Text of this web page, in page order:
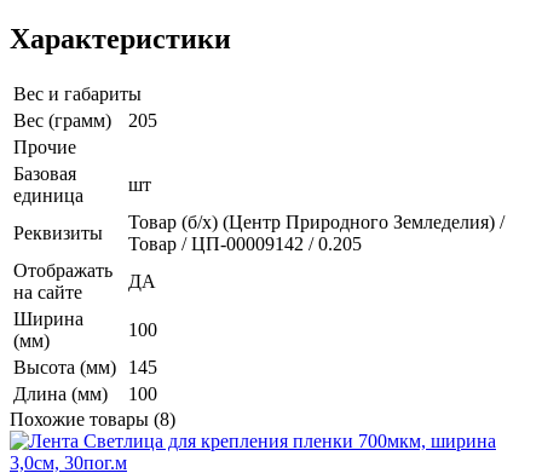
Характеристики
Вес и габариты
Вес (грамм)
205
Прочие
Базовая
единица
шт
Реквизиты
Товар (б/х) (Центр Природного Земледелия) /
Товар / ЦП-00009142 / 0.205
Отображать
на сайте
ДА
Ширина
(мм)
100
Высота (мм)
145
Длина (мм)
100
Похожие товары (8)